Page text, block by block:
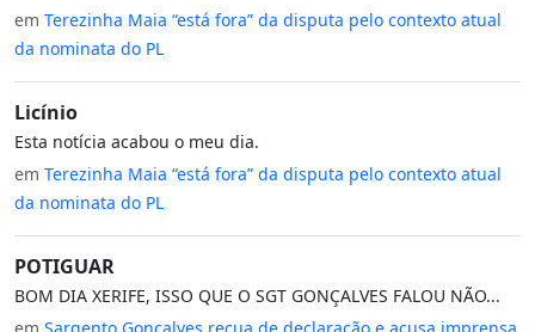
em Terezinha Maia “está fora” da disputa pelo contexto atual
da nominata do PL
Licínio
Esta notícia acabou o meu dia.
em Terezinha Maia “está fora” da disputa pelo contexto atual
da nominata do PL
POTIGUAR
BOM DIA XERIFE, ISSO QUE O SGT GONÇALVES FALOU NÃO...